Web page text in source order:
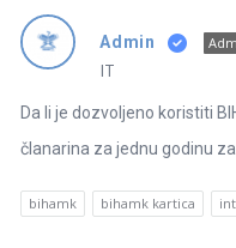
Latest
Pitanja
Admin
IT
Da li je dozvoljeno koristiti
članarina za jednu godinu za
bihamk bihamk kartica